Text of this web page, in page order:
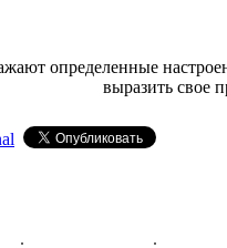
определенные
выразить свое